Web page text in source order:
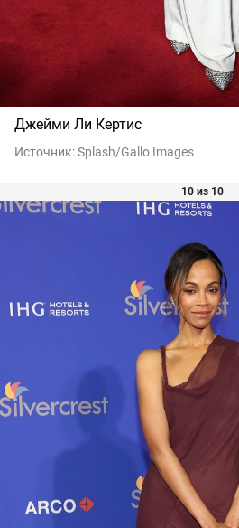
Джейми Ли Кертис
Источник:Splash/Gallo Images
10 из 10